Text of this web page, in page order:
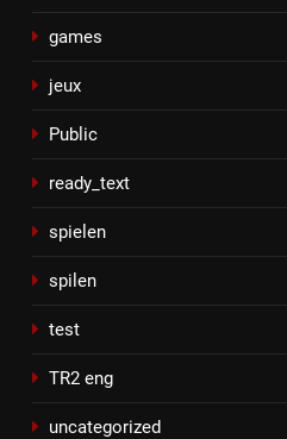
games
jeux
Public
ready_text
spielen
spilen
test
TR2 eng
uncategorized